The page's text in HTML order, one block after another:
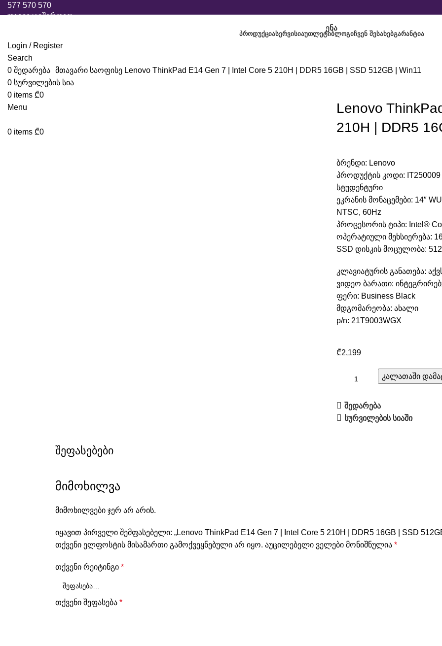
577 570 570
დაგვიკავშირდით
ᲔᲜᲐ
ᲞᲠᲝᲓᲣᲥᲪᲘᲐᲡᲔᲠᲕᲘᲡᲘᲐᲣᲗᲚᲔᲢᲘᲑᲚᲝᲒᲘᲩᲕᲔᲜ ᲨᲔᲡᲐᲮᲔᲑᲒᲐᲠᲐᲜᲢᲘᲐ
Login / Register
Search
0 შედარება
0 სურვილების სია
0 items ₾0
Menu
0 items ₾0
მთავარი საოფისე Lenovo ThinkPad E14 Gen 7 | Intel Core 5 210H | DDR5 16GB | SSD 512GB | Win11
Lenovo
210H | DDR5
ბრენდი: Lenovo
პროდუქტის კოდი: IT250009
სტუდენტური
ეკრანის მონაცემები: 14″
NTSC, 60Hz
პროცესორის ტიპი: Intel®
ოპერატიული მეხსიერება:
SSD დისკის მოცულობა:
კლავიატურის განათება:
ვიდეო ბარათი:
ფერი: Business Black
მდგომარეობა: ახალი
p/n: 21T9003WGX
₾2,199
კალათაში
შედარება
სურვილების სიაში
შეფასებები
მიმოხილვა
მიმოხილვები ჯერ არ არის.
იყავით პირველი შემფასებელი: „Lenovo ThinkPad E14 Gen 7 | Intel Core 5 210H | DDR5 16GB | SSD
თქვენი ელფოსტის მისამართი გამოქვეყნებული არ იყო. აუცილებელი ველები მონიშნულია *
თქვენი რეიტინგი *
თქვენი შეფასება *